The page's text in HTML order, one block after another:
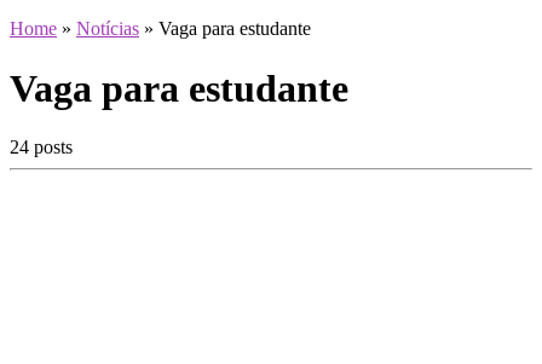
Home » Notícias » Vaga para estudante
Vaga para estudante
24 posts